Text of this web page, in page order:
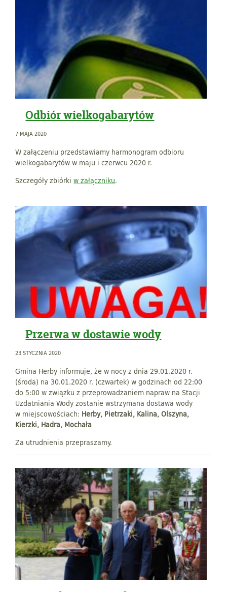
Odbiór wielkogabarytów
7 MAJA 2020
W załączeniu przedstawiamy harmonogram odbioru
wielkogabarytów w maju i czerwcu 2020 r.
Szczegóły zbiórkiw załączniku.
Przerwa w dostawie wody
23 STYCZNIA 2020
Gmina Herby informuje, że w nocy z dnia 29.01.2020 r.
(środa) na 30.01.2020 r. (czwartek) w godzinach od 22:00
do 5:00 w związku z przeprowadzaniem napraw na Stacji
Uzdatniania Wody zostanie wstrzymana dostawa wody
w miejscowościach: Herby, Pietrzaki, Kalina, Olszyna,
Kierzki, Hadra, Mochała
Za utrudnienia przepraszamy.